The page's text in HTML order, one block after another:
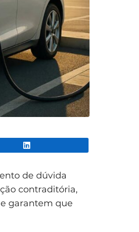
de dúvida
contraditória,
garantem que